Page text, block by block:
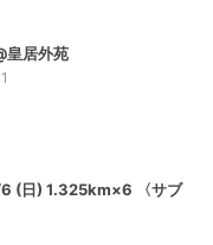
皇居外苑
(日) 1.325km×6 〈サブ